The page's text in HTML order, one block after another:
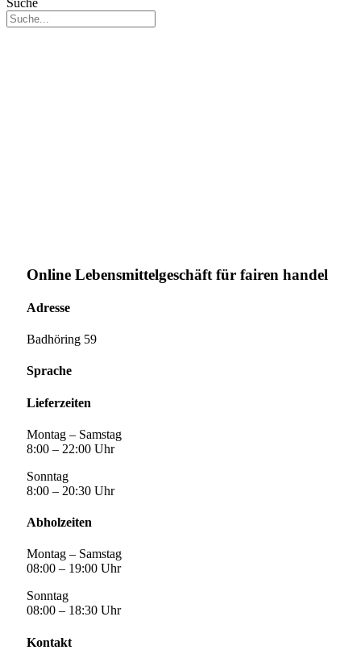
Online Lebensmittelgeschäft für fairen handel
Adresse
Badhöring 59
Sprache
Lieferzeiten
Montag – Samstag
8:00 – 22:00 Uhr
Sonntag
8:00 – 20:30 Uhr
Abholzeiten
Montag – Samstag
08:00 – 19:00 Uhr
Sonntag
08:00 – 18:30 Uhr
Kontakt